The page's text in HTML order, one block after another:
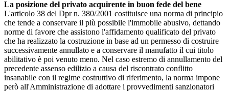
La posizione del privato acquirente in buon fede del bene
L'articolo 38 del Dpr n. 380/2001 costituisce una norma di principio
che tende a conservare il più possibile l'immobile abusivo, dettando
norme di favore che assistono l'affidamento qualificato del privato
che ha realizzato la costruzione in base ad un permesso di costruire
successivamente annullato e a conservare il manufatto il cui titolo
abilitativo è poi venuto meno. Nel caso estremo di annullamento del
precedente assenso edilizio a causa del riscontrato conflitto
insanabile con il regime costruttivo di riferimento, la norma impone
però all'Amministrazione di adottare i provvedimenti sanzionatori